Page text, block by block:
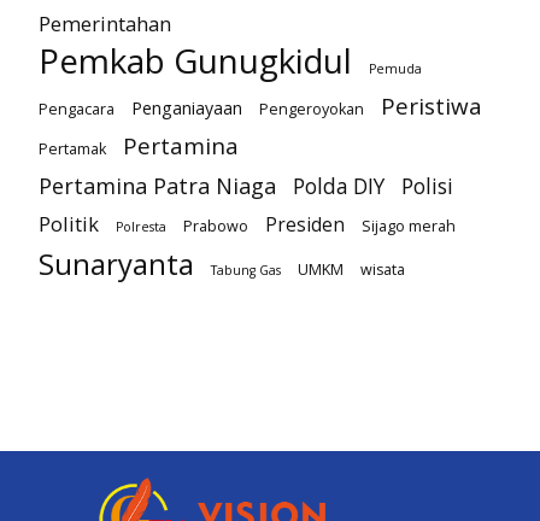
Pemerintahan
Pemkab Gunugkidul Pemuda
Pengacara Penganiayaan Pengeroyokan Peristiwa
Pertamak Pertamina
Pertamina Patra Niaga Polda DIY
Polisi
Politik
Polresta Prabowo Presiden Sijago merah
Sunaryanta Tabung Gas UMKM wisata